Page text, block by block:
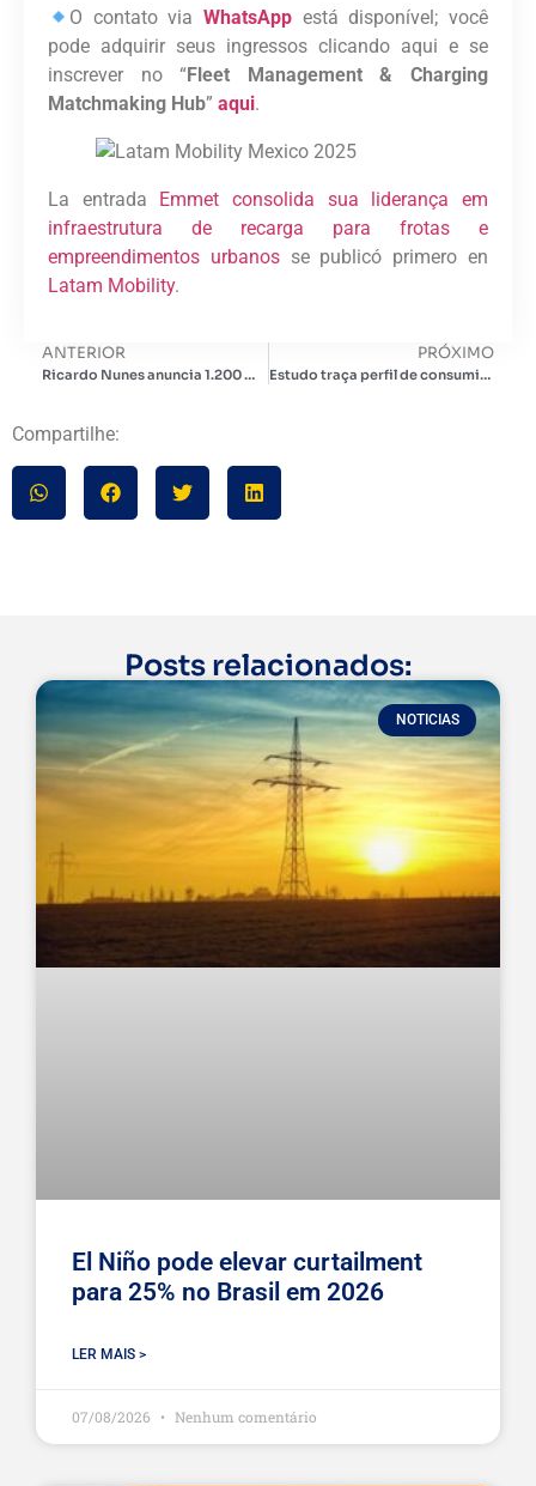
O contato viaWhatsApp está disponível; você
pode adquirir seus ingressos clicando aqui e se
inscrever no “Fleet Management & Charging
Matchmaking Hub” aqui.
La entrada Emmet consolida sua liderança em
infraestrutura de recarga para frotas e
empreendimentos urbanosse publicó primero en
Latam Mobility.
ANTERIOR
Ricardo Nunes anuncia 1.200 mil ônibus elétricos em São Paulo ainda neste ano
PRÓXIMO
Estudo traça perfil de consumidores que investem em microgeração solar
Compartilhe:
Posts relacionados:
NOTICIAS
El Niño pode elevar curtailment
para 25% no Brasil em 2026
LER MAIS >
07/08/2026 Nenhum comentário